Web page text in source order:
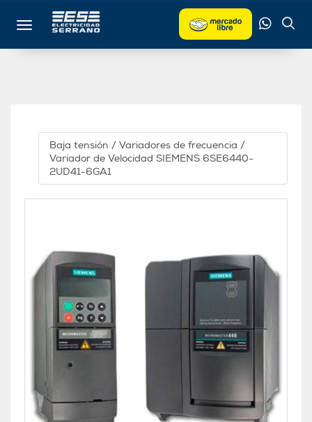
Toggle navigation
Baja tensión / Variadores de frecuencia /
Variador de Velocidad SIEMENS 6SE6440-
2UD41-6GA1